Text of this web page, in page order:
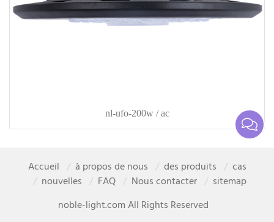
nl-ufo-200w / ac
Accueil à propos de nous des produits
cas
nouvelles
FAQ Nous contacter
sitemap
noble-light.com All Rights Reserved